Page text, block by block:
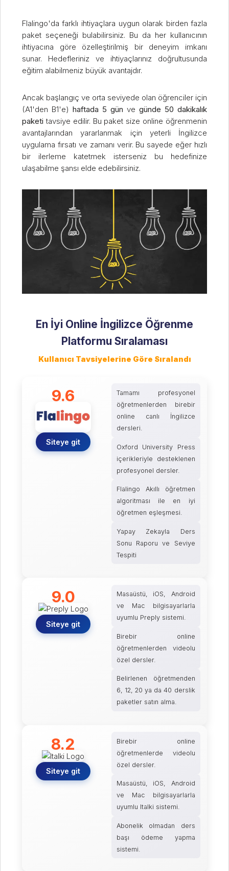
Flalingo'da farklı ihtiyaçlara uygun olarak birden fazla
paket seçeneği bulabilirsiniz. Bu da her kullanıcının
ihtiyacına göre özelleştirilmiş bir deneyim imkanı
sunar. Hedefleriniz ve ihtiyaçlarınız doğrultusunda
eğitim alabilmeniz büyük avantajdır.
Ancak başlangıç ve orta seviyede olan öğrenciler için
(A1'den B1'e) haftada 5 gün vegünde 50 dakikalık
paketi tavsiye edilir. Bu paket size online öğrenmenin
avantajlarından yararlanmak için yeterli İngilizce
uygulama fırsatı ve zamanı verir. Bu sayede eğer hızlı
bir ilerleme katetmek isterseniz bu hedefinize
ulaşabilme şansı elde edebilirsiniz.
En İyi Online İngilizce Öğrenme
Platformu Sıralaması
Kullanıcı Tavsiyelerine Göre Sıralandı
9.6
Siteye git
Tamamı profesyonel
öğretmenlerden birebir
online canlı İngilizce
dersleri.
Oxford University Press
içerikleriyle desteklenen
profesyonel dersler.
Flalingo Akıllı öğretmen
algoritması ile en iyi
öğretmen eşleşmesi.
Yapay Zekayla Ders
Sonu Raporu ve Seviye
Tespiti
9.0
Siteye git
Masaüstü, iOS, Android
ve Mac bilgisayarlarla
uyumlu Preply sistemi.
Birebir online
öğretmenlerden videolu
özel dersler.
Belirlenen öğretmenden
6, 12, 20 ya da 40 derslik
paketler satın alma.
8.2
Siteye git
Birebir online
öğretmenlerde videolu
özel dersler.
Masaüstü, iOS, Android
ve Mac bilgisayarlarla
uyumlu Italki sistemi.
Abonelik olmadan ders
başı ödeme yapma
sistemi.